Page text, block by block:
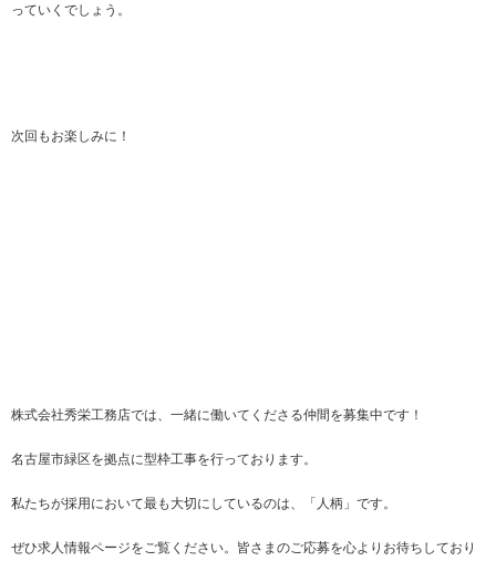
っていくでしょう。
次回もお楽しみに！
株式会社秀栄工務店では、一緒に働いてくださる仲間を募集中です！
名古屋市緑区を拠点に型枠工事を行っております。
私たちが採用において最も大切にしているのは、「人柄」です。
ぜひ求人情報ページをご覧ください。皆さまのご応募を心よりお待ちしており